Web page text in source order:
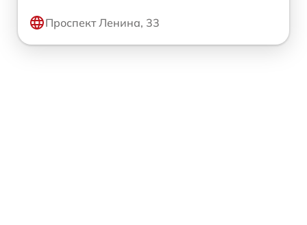
Проспект Ленина, 33